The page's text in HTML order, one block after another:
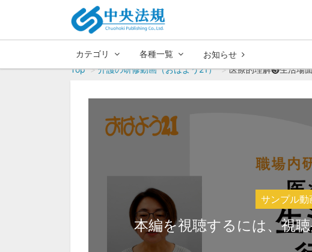
カテゴリ 各種一覧 お知らせ
Top
介護の研修動画（おはよう21） 医療的理解❸生活場
サンプル動
本編を視聴するには、視